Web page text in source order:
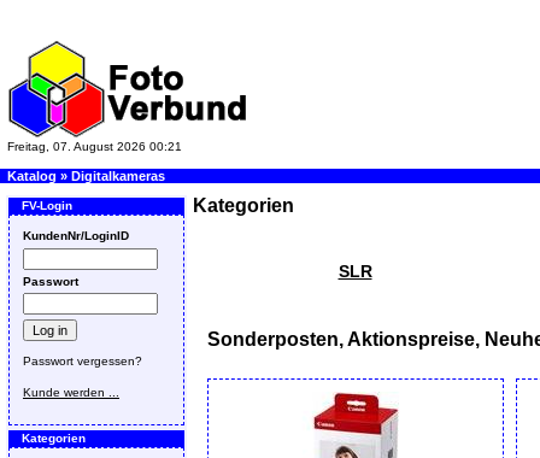
Freitag, 07. August 2026 00:21
Katalog » Digitalkameras
FV-Login
KundenNr/LoginID
Passwort
Passwort vergessen?
Kunde werden ...
Kategorien
Kategorien
SLR
Sonderposten, Aktionspreise,